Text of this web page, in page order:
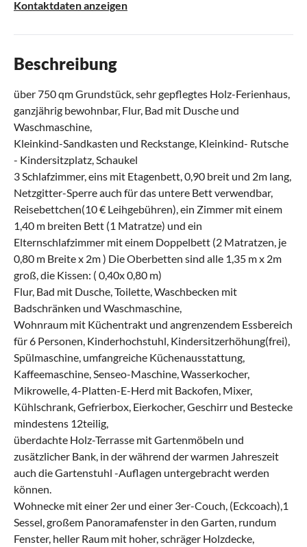
Kontaktdaten anzeigen
Beschreibung
über 750 qm Grundstück, sehr gepflegtes Holz-Ferienhaus,
ganzjährig bewohnbar, Flur, Bad mit Dusche und
Waschmaschine,
Kleinkind-Sandkasten und Reckstange, Kleinkind- Rutsche
- Kindersitzplatz, Schaukel
3 Schlafzimmer, eins mit Etagenbett, 0,90 breit und 2m lang,
Netzgitter-Sperre auch für das untere Bett verwendbar,
Reisebettchen(10 € Leihgebühren), ein Zimmer mit einem
1,40 m breiten Bett (1 Matratze) und ein
Elternschlafzimmer mit einem Doppelbett (2 Matratzen, je
0,80 m Breite x 2m ) Die Oberbetten sind alle 1,35 m x 2m
groß, die Kissen: ( 0,40x 0,80 m)
Flur, Bad mit Dusche, Toilette, Waschbecken mit
Badschränken und Waschmaschine,
Wohnraum mit Küchentrakt und angrenzendem Essbereich
für 6 Personen, Kinderhochstuhl, Kindersitzerhöhung(frei),
Spülmaschine, umfangreiche Küchenausstattung,
Kaffeemaschine, Senseo-Maschine, Wasserkocher,
Mikrowelle, 4-Platten-E-Herd mit Backofen, Mixer,
Kühlschrank, Gefrierbox, Eierkocher, Geschirr und Bestecke
mindestens 12teilig,
überdachte Holz-Terrasse mit Gartenmöbeln und
zusätzlicher Bank, in der während der warmen Jahreszeit
auch die Gartenstuhl -Auflagen untergebracht werden
können.
Wohnecke mit einer 2er und einer 3er-Couch, (Eckcoach),1
Sessel, großem Panoramafenster in den Garten, rundum
Fenster, heller Raum mit hoher, schräger Holzdecke,